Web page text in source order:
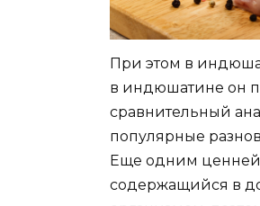
При этом в
в индюшатине он
сравнительный
популярные
Еще одним
содержащийся в